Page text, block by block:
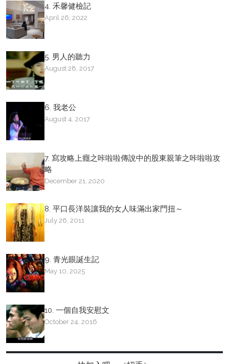
4. 禾馨健檢記
April 26, 2022
5. 男人的聽力
August 28, 2017
6. 我老公
August 4, 2017
7. 寫攻略上癮之咔啦啦傳說中的股東親筆之咔啦啦攻
略
December 21, 2020
8. 平口長洋裝讓我的女人味滿出家門扭～
July 26, 2011
9. 青光眼誕生記
May 10, 2025
10. 一個自我安慰文
October 24, 2016